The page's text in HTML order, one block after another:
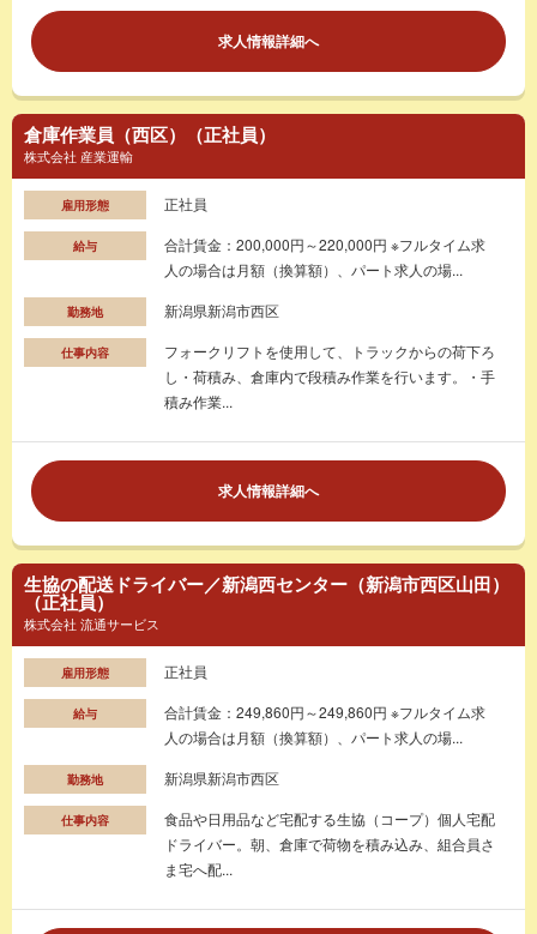
求人情報詳細へ
倉庫作業員（西区）（正社員）
株式会社 産業運輸
雇用形態 正社員
給与
合計賃金：200,000円～220,000円 ※フルタイム求
人の場合は月額（換算額）、パート求人の場...
勤務地 新潟県新潟市西区
仕事内容
フォークリフトを使用して、トラックからの荷下ろ
し・荷積み、倉庫内で段積み作業を行います。・手
積み作業...
求人情報詳細へ
生協の配送ドライバー／新潟西センター（新潟市西区山田）
（正社員）
株式会社 流通サービス
雇用形態 正社員
給与
合計賃金：249,860円～249,860円 ※フルタイム求
人の場合は月額（換算額）、パート求人の場...
勤務地 新潟県新潟市西区
仕事内容
食品や日用品など宅配する生協（コープ）個人宅配
ドライバー。朝、倉庫で荷物を積み込み、組合員さ
ま宅へ配...